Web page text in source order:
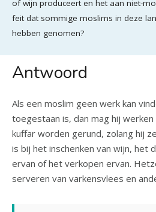
of wijn produceert en het aan niet-
feit dat sommige moslims in deze
hebben genomen?
Antwoord
Als een moslim geen werk kan
toegestaan is, dan mag hij
kuffar worden gerund, zolang hij
is bij het inschenken van wijn, het
ervan of het verkopen ervan.
serveren van varkensvlees en